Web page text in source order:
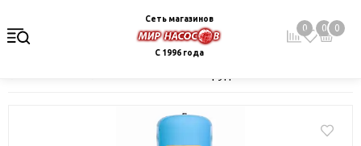
Сеть магазинов
С 1996 года
0 0 0